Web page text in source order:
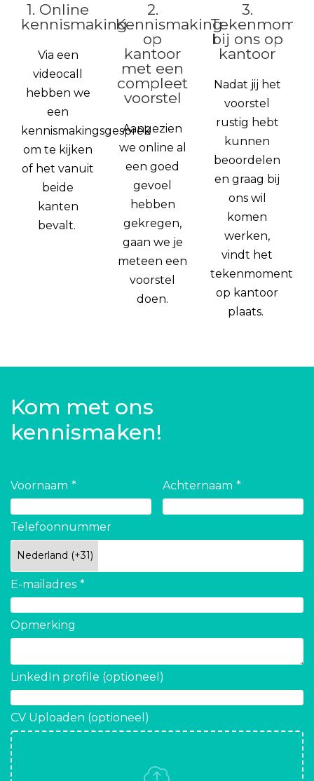
1. Online
kennismaking
Via een
videocall
hebben we
een
kennismakingsgesprek
om te kijken
of het vanuit
beide
kanten
bevalt.
2.
Kennismaking
op
kantoor
met een
compleet
voorstel
Aangezien
we online al
een goed
gevoel
hebben
gekregen,
gaan we je
meteen een
voorstel
doen.
3.
bij ons op
kantoor
Nadat jij het
voorstel
rustig hebt
kunnen
beoordelen
en graag bij
ons wil
komen
werken,
vindt het
tekenmoment
op kantoor
plaats.
Kom met ons
kennismaken!
Voornaam Achternaam
Telefoonnummer
E-mailadres
Opmerking
LinkedIn profile (optioneel)
CV Uploaden (optioneel)